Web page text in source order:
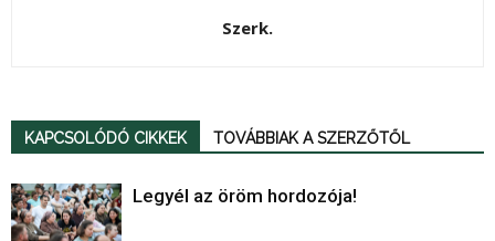
Szerk.
KAPCSOLÓDÓ CIKKEK TOVÁBBIAK A SZERZŐTŐL
Legyél az öröm hordozója!